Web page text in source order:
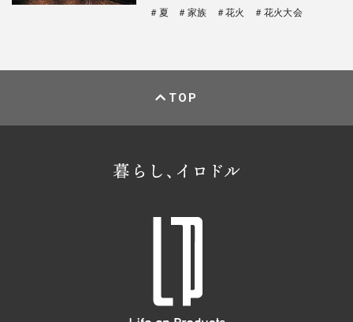
＃夏 ＃家族 ＃花火 ＃花火大会
TOP